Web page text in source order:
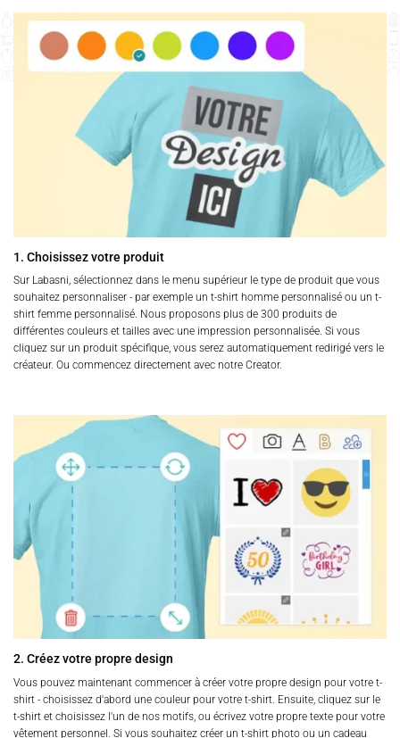
1. Choisissez votre produit
Sur Labasni, sélectionnez dans le menu supérieur le type de produit que vous
souhaitez personnaliser - par exemple un t-shirt homme personnalisé ou un t-
shirt femme personnalisé. Nous proposons plus de 300 produits de
différentes couleurs et tailles avec une impression personnalisée. Si vous
cliquez sur un produit spécifique, vous serez automatiquement redirigé vers le
créateur. Ou commencez directement avec notre Creator.
2. Créez votre propre design
Vous pouvez maintenant commencer à créer votre propre design pour votre t-
shirt - choisissez d'abord une couleur pour votre t-shirt. Ensuite, cliquez sur le
t-shirt et choisissez l'un de nos motifs, ou écrivez votre propre texte pour votre
vêtement personnel. Si vous souhaitez créer un t-shirt photo ou un cadeau